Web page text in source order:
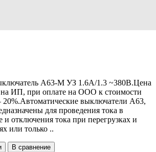
А63-М УЗ 1.6А/1.3 ~380В.Цена
на ИП, при оплате на ООО к стоимости
выключатели А63,
для проведения тока в
отключения тока при перегрузках и
или только ..
В сравнение